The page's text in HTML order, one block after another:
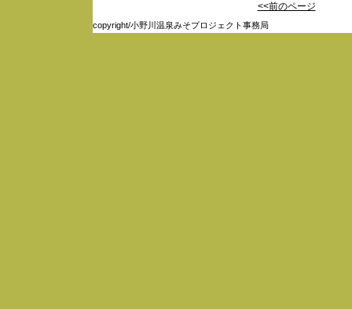
<<前のページ
copyright/小野川温泉みそプロジェクト事務局